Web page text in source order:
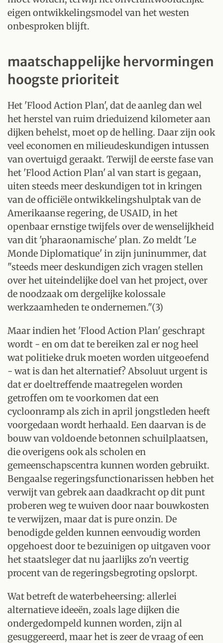
eigen ontwikkelingsmodel van het westen
onbesproken blijft.
maatschappelijke hervormingen
hoogste prioriteit
Het 'Flood Action Plan', dat de aanleg dan wel
het herstel van ruim drieduizend kilometer aan
dijken behelst, moet op de helling. Daar zijn ook
veel economen en milieudeskundigen intussen
van overtuigd geraakt. Terwijl de eerste fase van
het 'Flood Action Plan' al van start is gegaan,
uiten steeds meer deskundigen tot in kringen
van de officiële ontwikkelingshulptak van de
Amerikaanse regering, de USAID, in het
openbaar ernstige twijfels over de wenselijkheid
van dit 'pharaonamische' plan. Zo meldt 'Le
Monde Diplomatique' in zijn juninummer, dat
"steeds meer deskundigen zich vragen stellen
over het uiteindelijke doel van het project, over
de noodzaak om dergelijke kolossale
werkzaamheden te ondernemen."(3)
Maar indien het 'Flood Action Plan' geschrapt
wordt - en om dat te bereiken zal er nog heel
wat politieke druk moeten worden uitgeoefend
- wat is dan het alternatief? Absoluut urgent is
dat er doeltreffende maatregelen worden
getroffen om te voorkomen dat een
cycloonramp als zich in april jongstleden heeft
voorgedaan wordt herhaald. Een daarvan is de
bouw van voldoende betonnen schuilplaatsen,
die overigens ook als scholen en
gemeenschapscentra kunnen worden gebruikt.
Bengaalse regeringsfunctionarissen hebben het
verwijt van gebrek aan daadkracht op dit punt
proberen weg te wuiven door naar bouwkosten
te verwijzen, maar dat is pure onzin. De
benodigde gelden kunnen eenvoudig worden
opgehoest door te bezuinigen op uitgaven voor
het staatsleger dat nu jaarlijks zo'n veertig
procent van de regeringsbegroting opslorpt.
Wat betreft de waterbeheersing: allerlei
alternatieve ideeën, zoals lage dijken die
ondergedompeld kunnen worden, zijn al
gesuggereerd, maar het is zeer de vraag of een